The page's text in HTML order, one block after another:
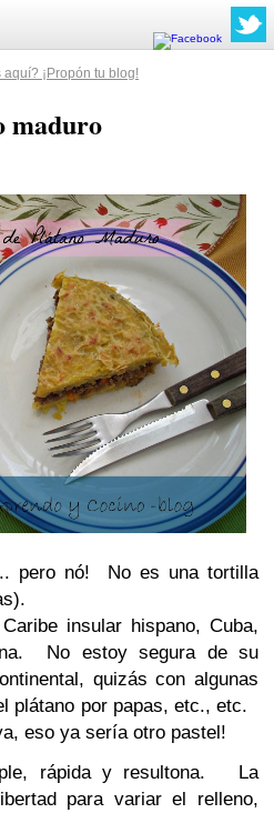
¡Propón tu blog!
maduro
pero nó! No es una tortilla
insular hispano, Cuba,
No estoy segura de su
quizás con algunas
plátano por papas, etc., etc.
eso ya sería otro pastel!
rápida y resultona. La
para variar el relleno,